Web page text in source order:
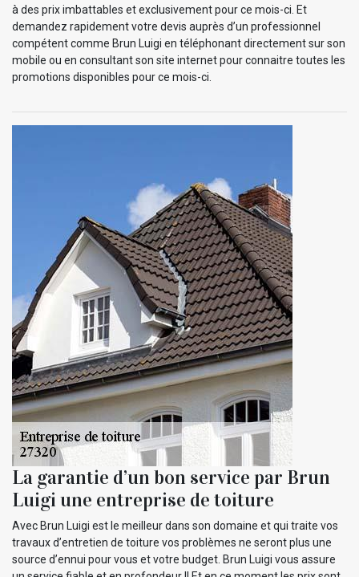
à des prix imbattables et exclusivement pour ce mois-ci. Et
demandez rapidement votre devis auprès d’un professionnel
compétent comme Brun Luigi en téléphonant directement sur son
mobile ou en consultant son site internet pour connaitre toutes les
promotions disponibles pour ce mois-ci.
La garantie d’un bon service par Brun
Luigi une entreprise de toiture
Avec Brun Luigi est le meilleur dans son domaine et qui traite vos
travaux d’entretien de toiture vos problèmes ne seront plus une
source d’ennui pour vous et votre budget. Brun Luigi vous assure